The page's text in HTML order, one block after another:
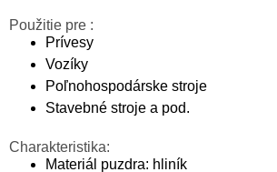
Použitie pre :
Prívesy
Vozíky
Poľnohospodárske stroje
Stavebné stroje a pod.
Charakteristika:
Materiál puzdra: hliník